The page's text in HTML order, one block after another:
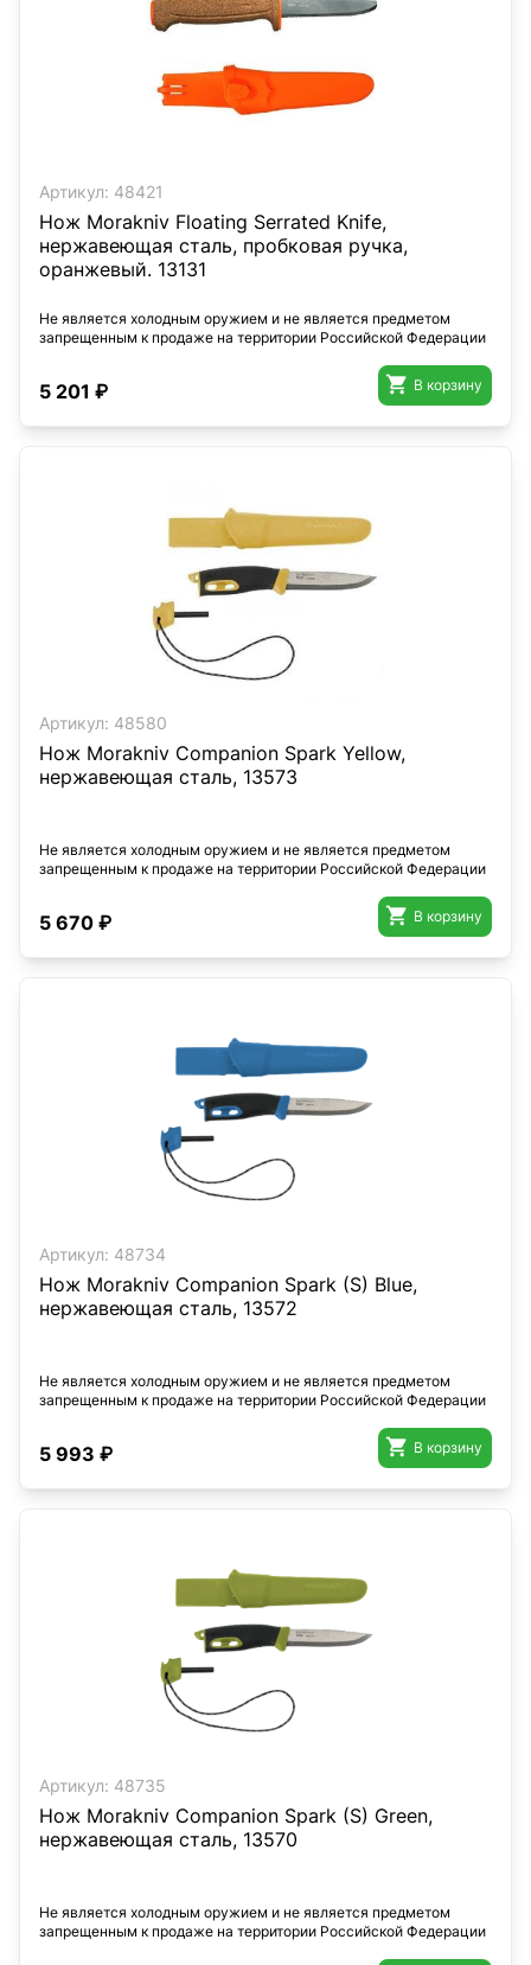
Артикул: 48421
Нож Morakniv Floating Serrated Knife,
нержавеющая сталь, пробковая ручка,
оранжевый. 13131
Не является холодным оружием и не является предметом
запрещенным к продаже на территории Российской Федерации
5 201 ₽  В корзину
Артикул: 48580
Нож Morakniv Companion Spark Yellow,
нержавеющая сталь, 13573
Не является холодным оружием и не является предметом
запрещенным к продаже на территории Российской Федерации
5 670 ₽  В корзину
Артикул: 48734
Нож Morakniv Companion Spark (S) Blue,
нержавеющая сталь, 13572
Не является холодным оружием и не является предметом
запрещенным к продаже на территории Российской Федерации
5 993 ₽  В корзину
Артикул: 48735
Нож Morakniv Companion Spark (S) Green,
нержавеющая сталь, 13570
Не является холодным оружием и не является предметом
запрещенным к продаже на территории Российской Федерации